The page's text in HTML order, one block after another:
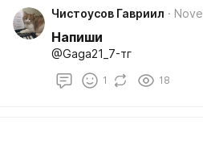
Чистоусов Гавриил
Напиши
@Gaga21_7-тг
1 18